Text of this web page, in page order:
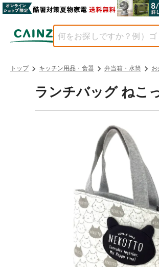
トップ キッチン用品・食器 弁当箱・水筒 お
ランチバッグ ねこ